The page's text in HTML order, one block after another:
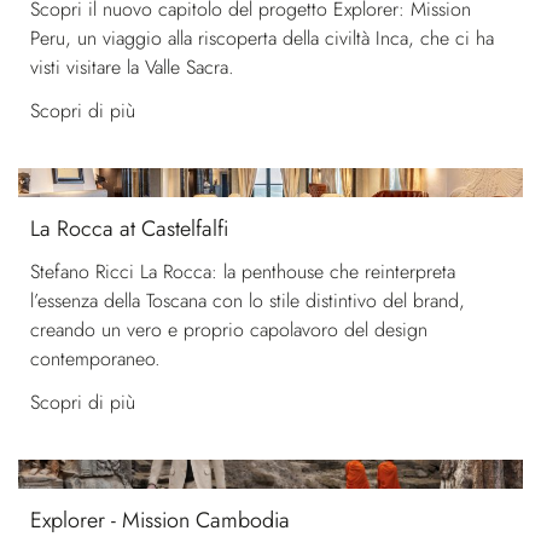
Scopri il nuovo capitolo del progetto Explorer: Mission
Peru, un viaggio alla riscoperta della civiltà Inca, che ci ha
visti visitare la Valle Sacra.
Scopri di più
La Rocca at Castelfalfi
Stefano Ricci La Rocca: la penthouse che reinterpreta
l’essenza della Toscana con lo stile distintivo del brand,
creando un vero e proprio capolavoro del design
contemporaneo.
Scopri di più
Explorer - Mission Cambodia